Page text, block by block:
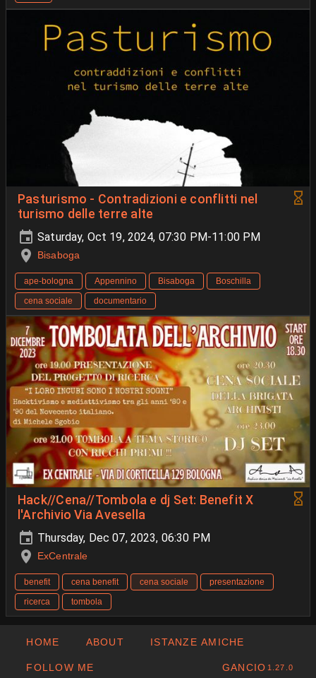
Pasturismo - Contradizioni e conflitti nel
turismo delle terre alte
Saturday, Oct 19, 2024, 07:30 PM-11:00 PM
Bisaboga
ape-bologna Appennino Bisaboga
Boschilla
cena sociale
documentario
Hack//Cena//Tombola e dj Set: Benefit X
l'Archivio Via Avesella
Thursday, Dec 07, 2023, 06:30 PM
ExCentrale
benefit cena benefit cena sociale
presentazione
ricerca
tombola
HOME ABOUT ISTANZE AMICHE
FOLLOW ME GANCIO 1.27.0